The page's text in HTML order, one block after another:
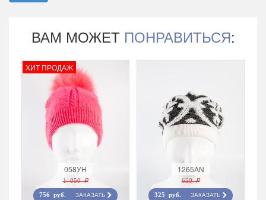
ВАМ МОЖЕТ ПОНРАВИТЬСЯ:
ХИТ ПРОДАЖ
058УН
1 050 r
756 руб. ЗАКАЗАТЬ
1265AN
650 r
325 руб. ЗАКАЗАТЬ